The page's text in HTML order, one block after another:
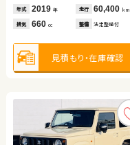
年式 2019 年 走行 60,400 km
排気 660 cc 整備 法定整備付
見積もり・在庫確認
年式 2011 年 走行 99,800 km
排気 1,800 整備 法定整備付
見積もり・在庫確認
年式 2024 年 走行 12,900 km
排気 2,500 整備 法定整備付
見積もり・在庫確認